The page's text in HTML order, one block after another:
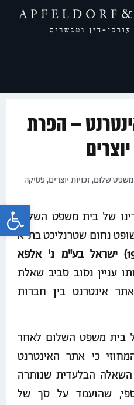
– הפרת
שלום, זכויות יוצרים, פסיקה
פסק דינו של בית משפט השלום
נחום שטרנליכט בת"א
דורנט (1991) ישראל בע"מ נ' אלפא
עניין נסוב סביב שאלת
אינטרנט בין חברות
בית משפט השלום לאחר
כי אתר האינטרנט
השאלה הבלעדית שנותרה
שהועמד על סך של